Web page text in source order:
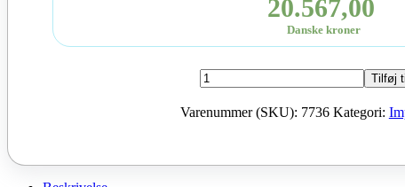
20.567,00
Danske kroner
Lexus
GS-
Serie
Tilføj
Varenummer (SKU): 7736 Kategori: